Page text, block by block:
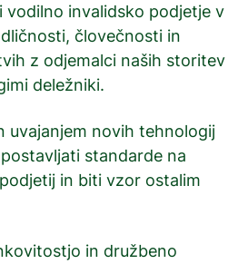
vodilno invalidsko podjetje v
človečnosti in
z odjemalci naših storitev
deležniki.
uvajanjem novih tehnologij
standarde na
in biti vzor ostalim
in družbeno